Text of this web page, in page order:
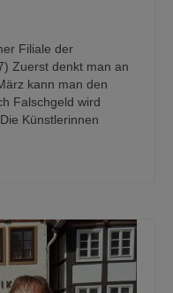
Filiale der
Zuerst denkt man an
kann man den
Falschgeld wird
Künstlerinnen